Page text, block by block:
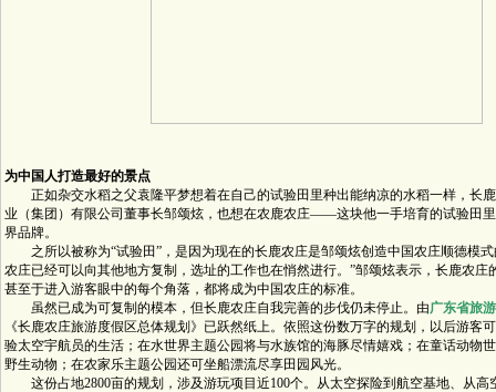
为中国人打造最好的景点
正如杂交水稻之父袁隆平梦想着在自己的试验田里种出能纳凉的水稻一样，长
业（集团）有限公司董事长邹颂炫，也想在农鹿农庄——这块他一手培育的试验田
界品牌。
之所以被称为“试验田”，是因为现在的长鹿农庄是邹颂炫创造中国农庄顺德模式
农庄已经可以向其他地方复制，选址的工作也在悄然进行。”邹颂炫表示，长鹿农庄
甚至于进入游客眼中的每个角落，都将成为中国农庄的标准。
虽然已成为可复制的模本，但长鹿农庄自我完善的步伐仍未停止。由广东省旅
《长鹿农庄旅游度假区总体规划》已跃然纸上。依照这份数万字的规划，以后游客
验太空宇航员的生活；在水世界主题公园将与水族馆的海豚尽情嬉戏；在童话动物
野生动物；在农家乐主题公园还可坐船漂流尽享田园风光。
这份占地2800亩的规划，涉及游玩项目近100个。从太空探险到航空基地、从高